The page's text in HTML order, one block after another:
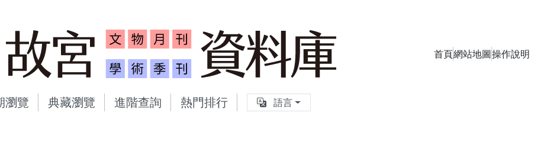
故宮文物月刊、故宮學術季刊資料庫
首頁網站地圖操作說明
瀏覽 典藏瀏覽 進階查詢 熱門排行 語言